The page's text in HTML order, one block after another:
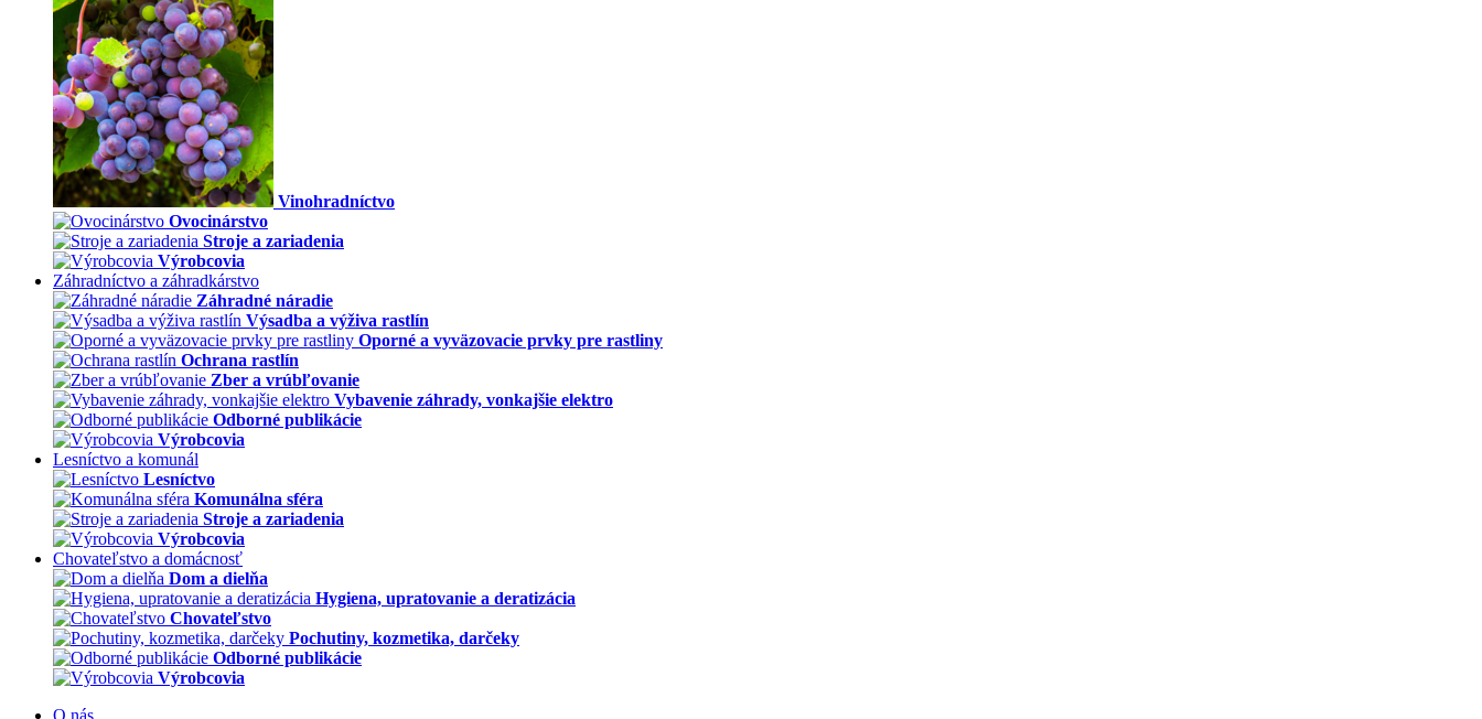
Vinohradníctvo
Ovocinárstvo
Stroje a zariadenia
Výrobcovia
Záhradníctvo a záhradkárstvo
Záhradné náradie
Výsadba a výživa rastlín
Oporné a vyväzovacie prvky pre rastliny
Ochrana rastlín
Zber a vrúbľovanie
Vybavenie záhrady, vonkajšie elektro
Odborné publikácie
Výrobcovia
Lesníctvo a komunál
Lesníctvo
Komunálna sféra
Stroje a zariadenia
Výrobcovia
Chovateľstvo a domácnosť
Dom a dielňa
Hygiena, upratovanie a deratizácia
Chovateľstvo
Pochutiny, kozmetika, darčeky
Odborné publikácie
Výrobcovia
O nás